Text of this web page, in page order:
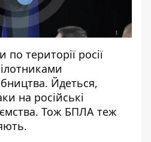
по території росії
Йдеться,
на російські
Тож БПЛА теж